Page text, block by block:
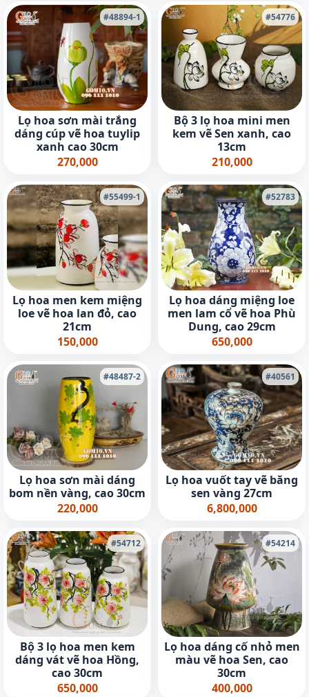
#48894-1
Lọ hoa sơn mài trắng
dáng cúp vẽ hoa tuylip
xanh cao 30cm
270,000
#54776
Bộ 3 lọ hoa mini men
kem vẽ Sen xanh, cao
13cm
210,000
#55499-1
Lọ hoa men kem miệng
loe vẽ hoa lan đỏ, cao
21cm
150,000
#52783
Lọ hoa dáng miệng loe
men lam cổ vẽ hoa Phù
Dung, cao 29cm
650,000
#48487-2
Lọ hoa sơn mài dáng
bom nền vàng, cao 30cm
220,000
#40561
Lọ hoa vuốt tay vẽ băng
sen vàng 27cm
6,800,000
#54712
Bộ 3 lọ hoa men kem
dáng vát vẽ hoa Hồng,
cao 30cm
650,000
#54214
Lọ hoa dáng cố nhỏ men
màu vẽ hoa Sen, cao
30cm
400,000